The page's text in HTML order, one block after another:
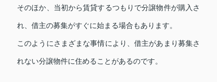
そのほか、当初から賃貸するつもりで分譲物件が購入さ
れ、借主の募集がすぐに始まる場合もあります。
このようにさまざまな事情により、借主があまり募集さ
れない分譲物件に住めることがあるのです。